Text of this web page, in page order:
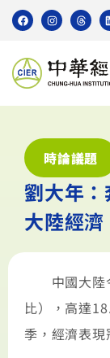
時論議題
劉大年
大陸經濟
中國大陸
比），高達
季，經濟表現